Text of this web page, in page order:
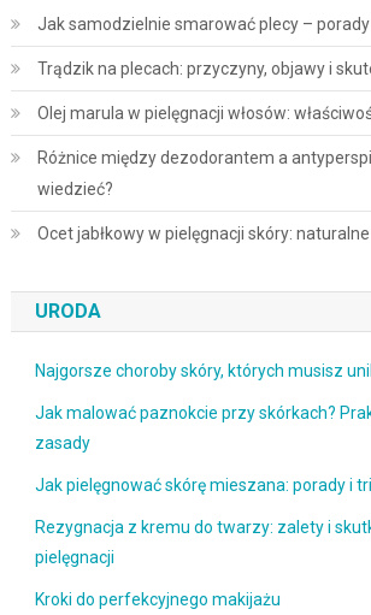
Jak samodzielnie smarować plecy –
Trądzik na plecach: przyczyny, objawy i
Olej marula w pielęgnacji włosów:
Różnice między dezodorantem a
wiedzieć?
Ocet jabłkowy w pielęgnacji skóry:
URODA
Najgorsze choroby skóry, których musisz
Jak malować paznokcie przy skórkach?
zasady
Jak pielęgnować skórę mieszana: porady i
Rezygnacja z kremu do twarzy: zalety i
pielęgnacji
Kroki do perfekcyjnego makijażu